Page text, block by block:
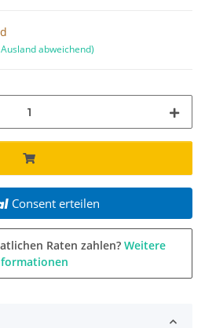
abweichend)
Consent erteilen
Raten zahlen? Weitere